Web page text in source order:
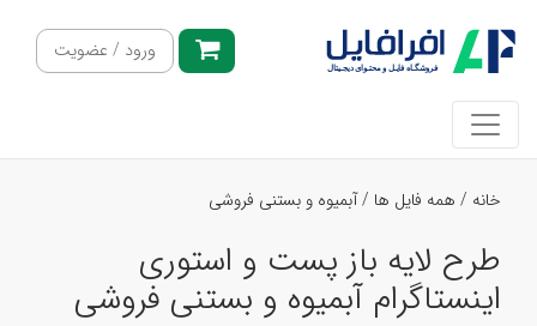
ورود / عضویت
خانه / همه فایل ها /آبمیوه و بستنی فروشی
طرح لایه باز پست و استوری
اینستاگرام آبمیوه و بستنی فروشی